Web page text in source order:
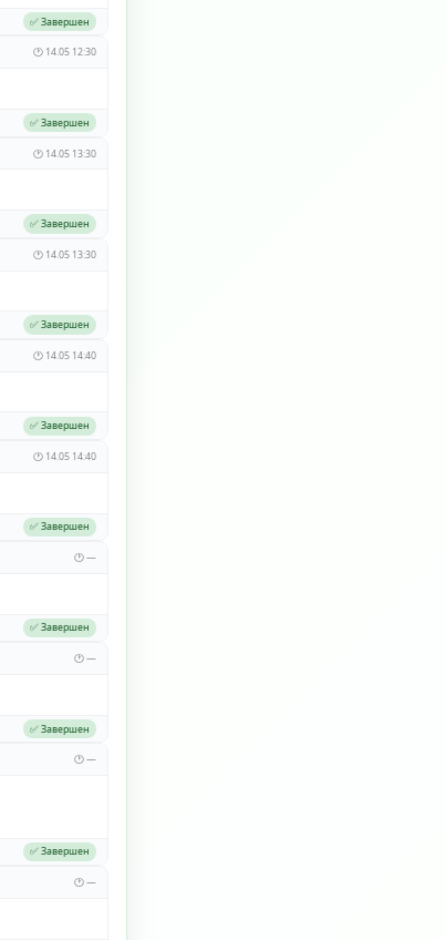
✅ Завершен
🕐 14.05 12:30
✅ Завершен
🕐 14.05 13:30
✅ Завершен
🕐 14.05 13:30
✅ Завершен
🕐 14.05 14:40
✅ Завершен
🕐 14.05 14:40
✅ Завершен
🕐 —
✅ Завершен
🕐 —
✅ Завершен
🕐 —
✅ Завершен
🕐 —